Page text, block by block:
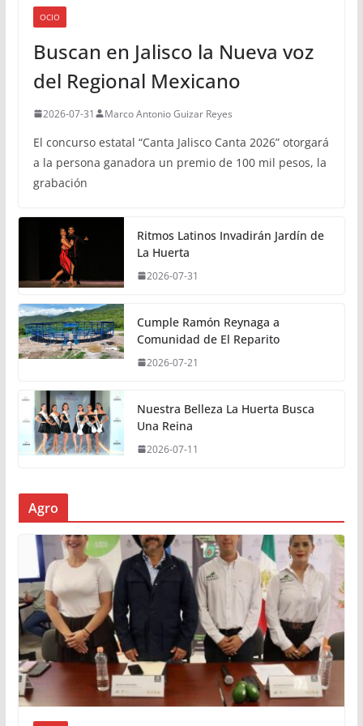
OCIO
Buscan en Jalisco la Nueva voz
del Regional Mexicano
2026-07-31 Marco Antonio Guizar Reyes
El concurso estatal “Canta Jalisco Canta 2026” otorgará
a la persona ganadora un premio de 100 mil pesos, la
grabación
Ritmos Latinos Invadirán Jardín de
La Huerta
2026-07-31
Cumple Ramón Reynaga a
Comunidad de El Reparito
2026-07-21
Nuestra Belleza La Huerta Busca
Una Reina
2026-07-11
Agro